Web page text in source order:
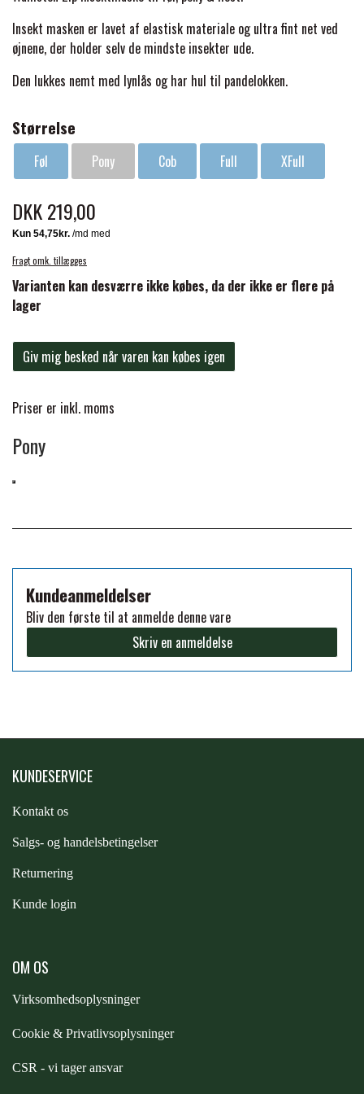
TERAPI PRODUKTER
STRØMPER
HUER & HALSTØRKLÆDER
BØRN & JUNIOR
INSEKTBESKYTTELSE
HESTEBOLCHER & TREATS
STALD & FOLD
SKO & SMEDEVÆRKTØJ
TRAVDÆKKEN & TILBEHØR
SKO & VÆRKTØJ
MONTÉ
GALOP
PREMIER EQUINE LINERS & DÆKKEN
TILBEHØR
PREMIER EQUINE INSEKTBESKYTTELSE
PREMIER EQUINE MAGNET & INFRARØD
PREMIER EQUINE GRIMER & TRÆKTOV
PREMIER EQUINE TRENSE & TILBEHØR
PREMIER EQUINE SADLER
PREMIER EQUINE PADS
PREMIER EQUINE BENBESKYTTELSE
PREMIER EQUINE KØLETERAPI
PREMIER EQUINE GROOMING & STALD
CARR & DAY & MARTIN
DELTACAST
FENWICK LIQUID TITANIUM®
FINNTACK
JACKS
KÄLLQUIST EQUESTIAN
MUSTAD
PREMIER EQUINE
Insekt masken er lavet af elastisk materiale og ultra fint net ved
øjnene, der holder selv de mindste insekter ude.
Den lukkes nemt med lynlås og har hul til pandelokken.
Størrelse
Føl Pony Cob Full XFull
DKK 219,00
Fragt omk. tillægges
Varianten kan desværre ikke købes, da der ikke er flere på
lager
Giv mig besked når varen kan købes igen
Priser er inkl. moms
Pony
Kundeanmeldelser
Bliv den første til at anmelde denne vare
Skriv en anmeldelse
KUNDESERVICE
Kontakt os
Salgs- og handelsbetingelser
Returnering
Kunde login
OM OS
Virksomhedsoplysninger
Cookie & Privatlivsoplysninger
CSR - vi tager ansvar